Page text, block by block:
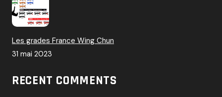
Les grades France Wing Chun
31 mai 2023
RECENT COMMENTS